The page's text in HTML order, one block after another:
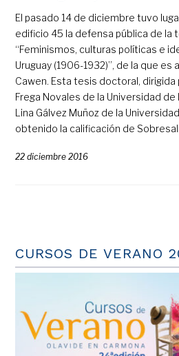
El pasado 14 de diciembre tuvo
edificio 45 la defensa pública de la
“Feminismos, culturas políticas e
Uruguay (1906-1932)”, de la que es
Cawen. Esta tesis doctoral,
Frega Novales de la Universidad de
Lina Gálvez Muñoz de la
obtenido la calificación de
22 diciembre 2016
CURSOS DE VERANO